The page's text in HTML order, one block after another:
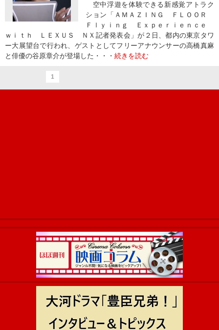
空中浮遊を体験できる新感覚アトラク
ション「ＡＭＡＺＩＮＧ ＦＬＯＯＲ
Ｆｌｙｉｎｇ Ｅｘｐｅｒｉｅｎｃｅ
ｗｉｔｈ ＬＥＸＵＳ ＮＸ記者発表会」が２日、都内の東京タワ
ー大展望台で行われ、ゲストとしてフリーアナウンサーの高橋真麻
と俳優の谷原章介が登場した・・・ 続きを読む
1